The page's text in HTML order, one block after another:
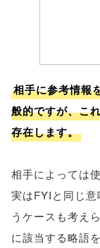
相手に参考情報
般的ですが、こ
存在します。
相手によっては
実はFYIと同じ
うケースも考え
に該当する略語